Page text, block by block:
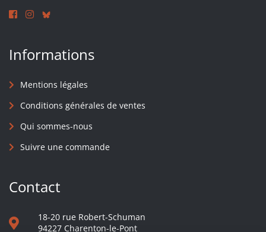
Informations
Mentions légales
Conditions générales de ventes
Qui sommes-nous
Suivre une commande
Contact
18-20 rue Robert-Schuman
94227 Charenton-le-Pont